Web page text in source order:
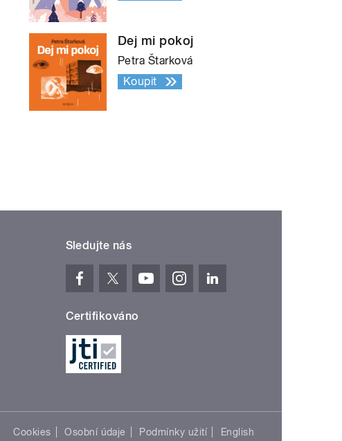
Dej mi pokoj
Petra Štarková
Koupit
Sledujte nás
Certifikováno
Cookies Osobní údaje Podmínky užití English